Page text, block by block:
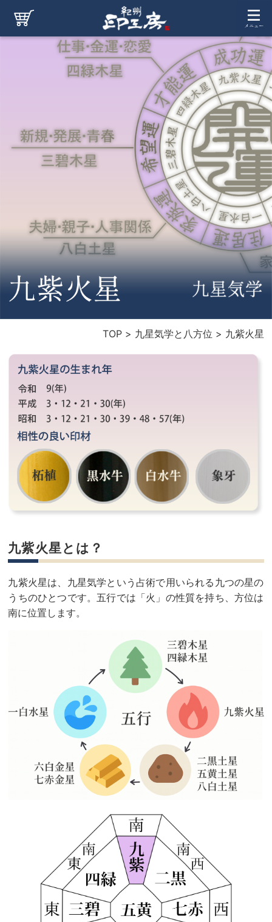
TOP> 九星気学と八方位 > 九紫火星
九紫火星とは？
九紫火星は、九星気学という占術で用いられる九つの星の
うちのひとつです。五行では「火」の性質を持ち、方位は
南に位置します。